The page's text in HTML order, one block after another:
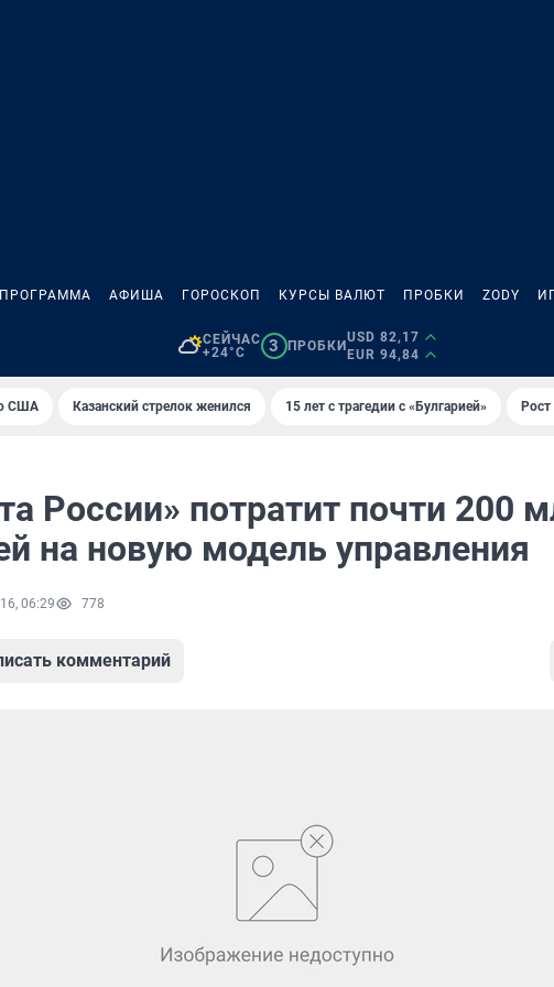
АФИША ГОРОСКОП КУРСЫ ВАЛЮТ ПРОБКИ ZODY
СЕЙЧАС
+24°C
3 ПРОБКИ
USD 82,17
EUR 94,84
США Казанский стрелок женился 15 лет с трагедии с «Булгарией»
России» потратит почти 200
на новую модель управления
06:29 778
комментарий